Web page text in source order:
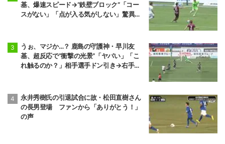
基、爆速スピード→“鉄壁ブロック”「コー
スがない」「点が入る気がしない」驚異の
うぉ、マジか…？ 鹿島の守護神・早川友
基、超反応で“衝撃の光景”「ヤバい」「こ
れ触るのか？」相手選手ドン引き→右手一
永井秀樹氏の引退試合に故・松田直樹さん
の長男登場 ファンから「ありがとう！」
の声